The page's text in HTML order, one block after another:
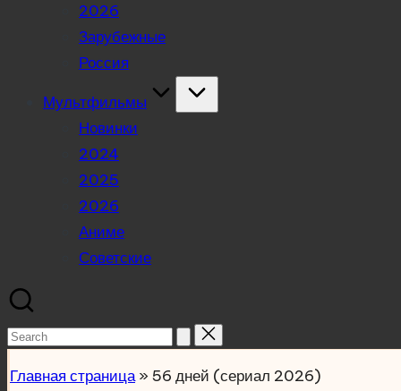
2026
Зарубежные
Россия
Мультфильмы
Новинки
2024
2025
2026
Аниме
Советские
Search
Главная страница» 56 дней (сериал 2026)